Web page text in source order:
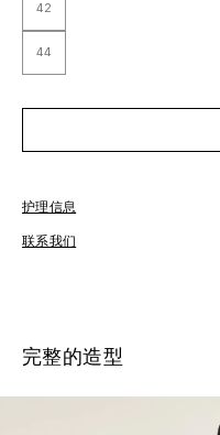
42
44
护理信息
联系我们
完整的造型